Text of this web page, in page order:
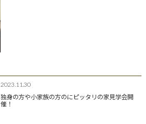
2023.11.30
独身の方や小家族の方のにピッタリの家見学会開
催！